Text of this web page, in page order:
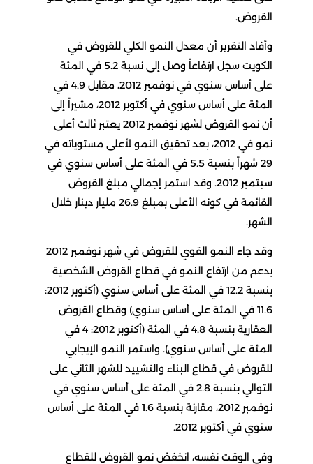
القروض.
وأفاد التقرير أن معدل النمو الكلي للقروض في
الكويت سجل ارتفاعاً وصل إلى نسبة 5.2 في المئة
على أساس سنوي في نوفمبر 2012، مقابل 4.9 في
المئة على أساس سنوي في أكتوبر 2012، مشيراً إلى
أن نمو القروض لشهر نوفمبر 2012 يعتبر ثالث أعلى
نمو في 2012، بعد تحقيق النمو لأعلى مستوياته في
29 شهراً بنسبة 5.5 في المئة على أساس سنوي في
سبتمبر 2012. وقد استمر إجمالي مبلغ القروض
القائمة في كونه الأعلى بمبلغ 26.9 مليار دينار خلال
الشهر.
وقد جاء النمو القوي للقروض في شهر نوفمبر 2012
بدعم من ارتفاع النمو في قطاع القروض الشخصية
بنسبة 12.2 في المئة على أساس سنوي (أكتوبر 2012:
11.6 في المئة على أساس سنوي) وقطاع القروض
العقارية بنسبة 4.8 في المئة (أكتوبر 2012: 4 في
المئة على أساس سنوي). واستمر النمو الإيجابي
للقروض في قطاع البناء والتشييد للشهر الثاني على
التوالي بنسبة 2.8 في المئة على أساس سنوي في
نوفمبر 2012، مقارنة بنسبة 1.6 في المئة على أساس
سنوي في أكتوبر 2012.
وفي الوقت نفسه، انخفض نمو القروض للقطاع